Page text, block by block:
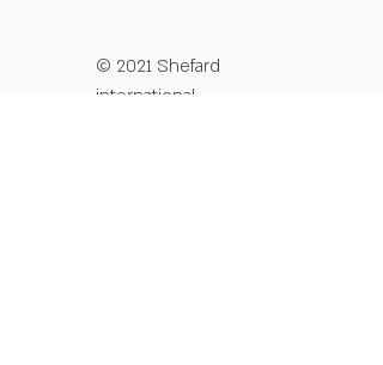
© 2021 Shefard
international